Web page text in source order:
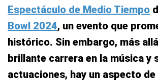
Espectáculo de Medio Tiempo
Bowl 2024, un evento que
histórico. Sin embargo, más
brillante carrera en la música y
actuaciones, hay un aspecto de